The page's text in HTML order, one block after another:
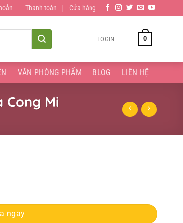
Thanh toán Cửa hàng
LOGIN 0
VĂN PHÒNG PHẨM BLOG LIÊN HỆ
Cong Mi
Dày Và Cong Mi quantity
ngay